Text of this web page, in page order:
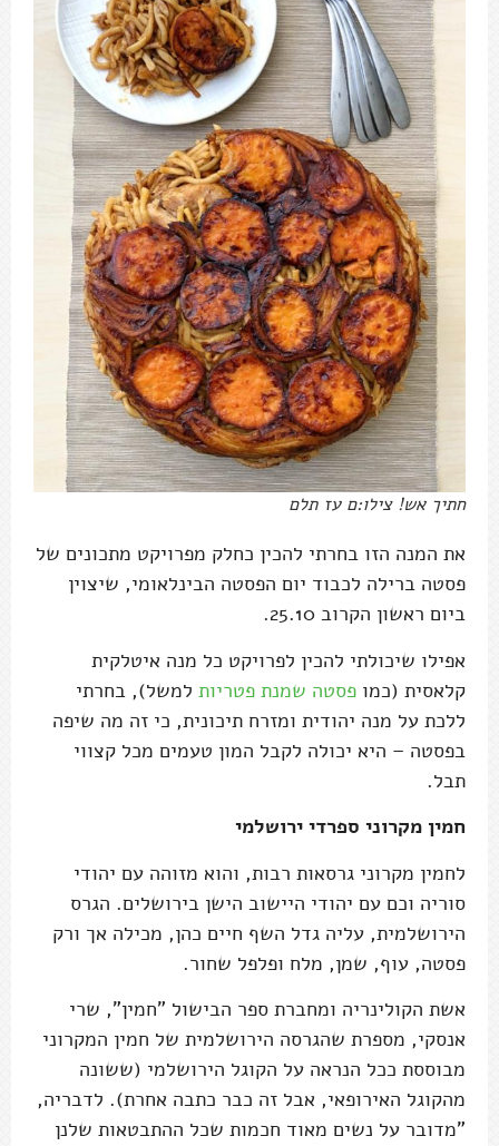
חתיך אש! צילו:ם עז תלם
את המנה הזו בחרתי להכין כחלק מפרויקט מתכונים של
פסטה ברילה לכבוד יום הפסטה הבינלאומי, שיצוין
ביום ראשון הקרוב 25.10.
אפילו שיכולתי להכין לפרויקט כל מנה איטלקית
קלאסית (כמו פסטה שמנת פטריות למשל), בחרתי
ללכת על מנה יהודית ומזרח תיכונית, כי זה מה שיפה
בפסטה – היא יכולה לקבל המון טעמים מכל קצווי
תבל.
חמין מקרוני ספרדי ירושלמי
לחמין מקרוני גרסאות רבות, והוא מזוהה עם יהודי
סוריה וכם עם יהודי היישוב הישן בירושלים. הגרס
הירושלמית, עליה גדל השף חיים כהן, מכילה אך ורק
פסטה, עוף, שמן, מלח ופלפל שחור.
אשת הקולינריה ומחברת ספר הבישול "חמין", שרי
אנסקי, מספרת שהגרסה הירושלמית של חמין המקרוני
מבוססת ככל הנראה על הקוגל הירושלמי (ששונה
מהקוגל האירופאי, אבל זה כבר כתבה אחרת). לדבריה,
"מדובר על נשים מאוד חכמות שכל ההתבטאות שלנן